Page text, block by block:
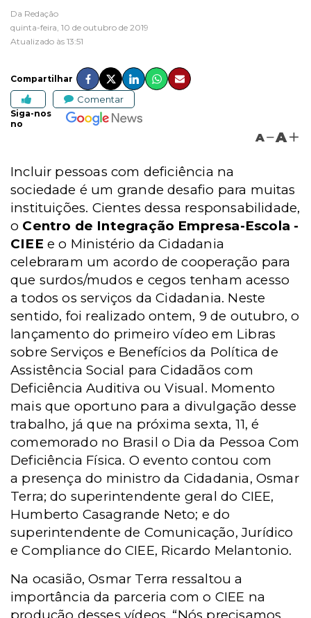
Da Redação
quinta-feira, 10 de outubro de 2019
Atualizado às 13:51
Compartilhar
Comentar
Siga-nos
no
A A
Incluir pessoas com deficiência na
sociedade é um grande desafio para muitas
instituições. Cientes dessa responsabilidade,
o Centro de Integração Empresa-Escola -
CIEE e o Ministério da Cidadania
celebraram um acordo de cooperação para
que surdos/mudos e cegos tenham acesso
a todos os serviços da Cidadania. Neste
sentido, foi realizado ontem, 9 de outubro, o
lançamento do primeiro vídeo em Libras
sobre Serviços e Benefícios da Política de
Assistência Social para Cidadãos com
Deficiência Auditiva ou Visual. Momento
mais que oportuno para a divulgação desse
trabalho, já que na próxima sexta, 11, é
comemorado no Brasil o Dia da Pessoa Com
Deficiência Física. O evento contou com
a presença do ministro da Cidadania, Osmar
Terra; do superintendente geral do CIEE,
Humberto Casagrande Neto; e do
superintendente de Comunicação, Jurídico
e Compliance do CIEE, Ricardo Melantonio.
Na ocasião, Osmar Terra ressaltou a
importância da parceria com o CIEE na